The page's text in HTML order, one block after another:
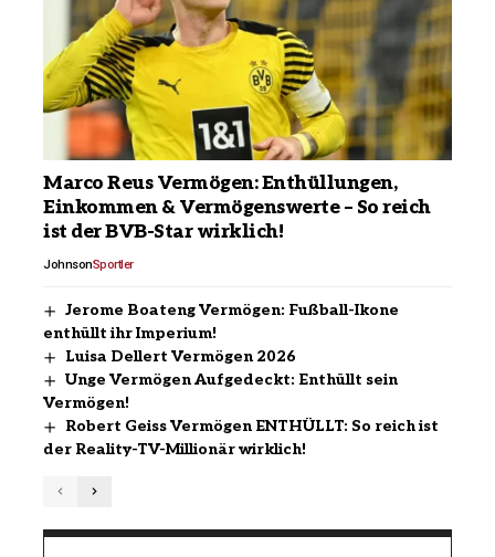
Marco Reus Vermögen: Enthüllungen,
Einkommen & Vermögenswerte – So reich
ist der BVB-Star wirklich!
JohnsonSportler
Jerome Boateng Vermögen: Fußball-Ikone
enthüllt ihr Imperium!
Luisa Dellert Vermögen 2026
Unge Vermögen Aufgedeckt: Enthüllt sein
Vermögen!
Robert Geiss Vermögen ENTHÜLLT: So reich ist
der Reality-TV-Millionär wirklich!